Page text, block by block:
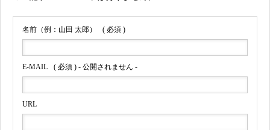
名前（例：山田 太郎） ( 必須 )
E-MAIL ( 必須 ) - 公開されません -
URL